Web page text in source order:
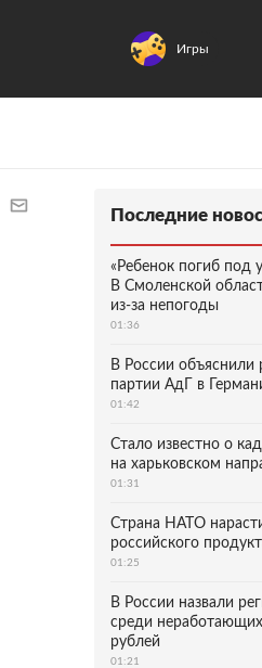
Игры
Последние
«Ребенок погиб под
В Смоленской
из-за непогоды
01:36
В России объяснили
партии АдГ в
01:42
Стало известно о
на харьковском
01:31
Страна НАТО
российского
01:25
В России назвали
среди
рублей
01:21